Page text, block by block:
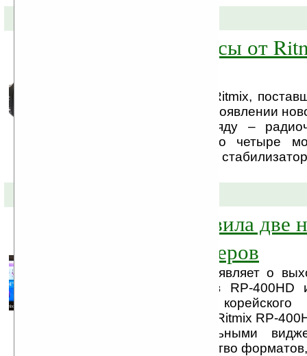
Новые радиочасы от
Корейская компания Ritmix,
техники, объявляет о появлении
в ассортиментном ряду –
линейке представлено четыре
оснащены кварцевым
Ritmix представила две
модели HD плееров
Компания BLADE объявляет о
моделей HD плееров RP-400HD
компании Ritmix, корейского
портативной техники. Ritmix RP-
HD плеер со стильными
поддерживает множество